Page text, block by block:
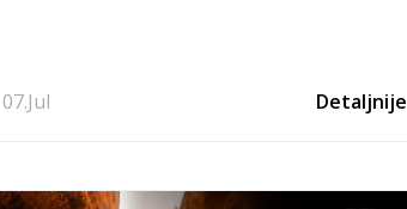
07.Jul Detaljnije